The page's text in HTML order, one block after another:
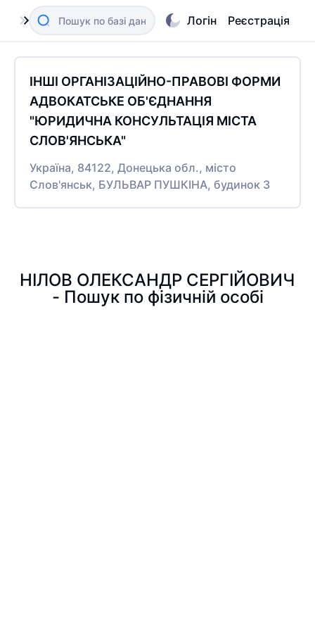
Логін Реєстрація
ІНШІ ОРГАНІЗАЦІЙНО-ПРАВОВІ ФОРМИ
АДВОКАТСЬКЕ ОБ'ЄДНАННЯ
"ЮРИДИЧНА КОНСУЛЬТАЦІЯ МІСТА
СЛОВ'ЯНСЬКА"
Україна, 84122, Донецька обл., місто
Слов'янськ, БУЛЬВАР ПУШКІНА, будинок 3
НІЛОВ ОЛЕКСАНДР СЕРГІЙОВИЧ
- Пошук по фізичній особі